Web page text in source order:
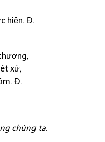
hiện. Đ.
xử,
Đ.
chúng ta.